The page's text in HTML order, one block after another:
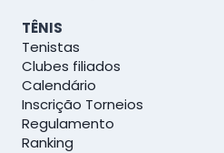
TÊNIS
Tenistas
Clubes filiados
Calendário
Inscrição Torneios
Regulamento
Ranking